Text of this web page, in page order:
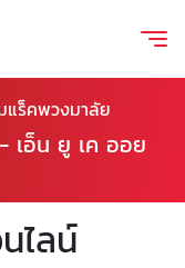
แร็คพวงมาลัย
เอ็น ยู เค ออย
ไลน์